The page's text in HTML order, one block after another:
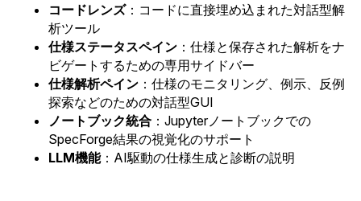
コードレンズ：コードに直接埋め込まれた対話型解
析ツール
仕様ステータスペイン ：仕様と保存された解析をナ
ビゲートするための専用サイドバー
仕様解析ペイン ：仕様のモニタリング、例示、反例
探索などのための対話型GUI
ノートブック統合 ：Jupyterノートブックでの
SpecForge結果の視覚化のサポート
LLM機能：AI駆動の仕様生成と診断の説明